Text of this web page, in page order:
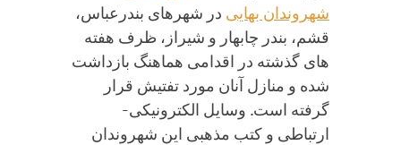
شهروندان بهایی در شهرهای بندرعباس،
قشم، بندر چابهار و شیراز، ظرف هفته
های گذشته در اقدامی هماهنگ بازداشت
شده و منازل آنان مورد تفتیش قرار
گرفته است. وسایل الکترونیکی-
ارتباطی و کتب مذهبی این شهروندان